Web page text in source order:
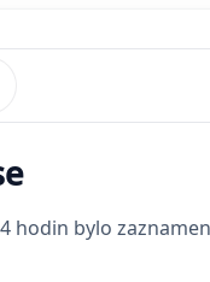
hodin bylo